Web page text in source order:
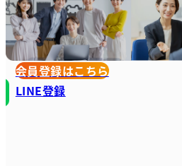
会員登録はこちら
LINE登録